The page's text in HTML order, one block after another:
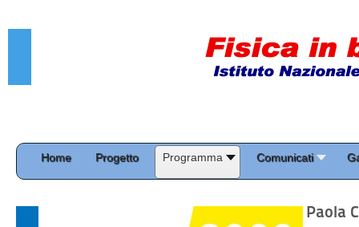
Home Progetto Programma Comunicati
Paola